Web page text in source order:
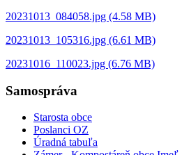
20231013_084058.jpg (4.58 MB)
20231013_105316.jpg (6.61 MB)
20231016_110023.jpg (6.76 MB)
Samospráva
Starosta obce
Poslanci OZ
Úradná tabuľa